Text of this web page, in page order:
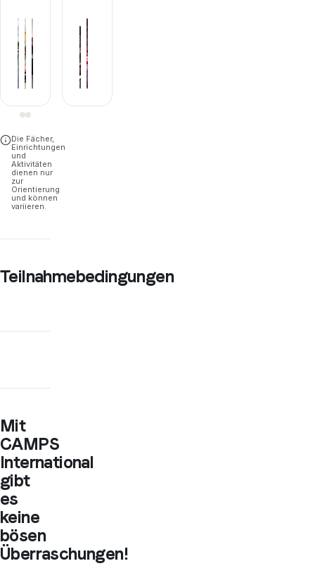
Die Fächer,
Einrichtungen
und
Aktivitäten
dienen nur
zur
Orientierung
und können
variieren.
Teilnahmebedingungen
Mit
CAMPS
International
gibt
es
keine
bösen
Überraschungen!